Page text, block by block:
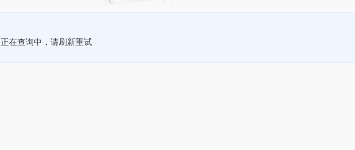
正在查询中，请刷新重试